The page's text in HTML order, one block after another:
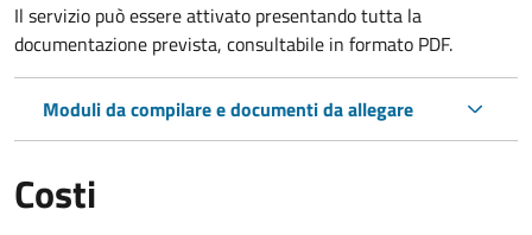
Il servizio può essere attivato presentando tutta la
documentazione prevista, consultabile in formato PDF.
Moduli da compilare e documenti da allegare
Costi